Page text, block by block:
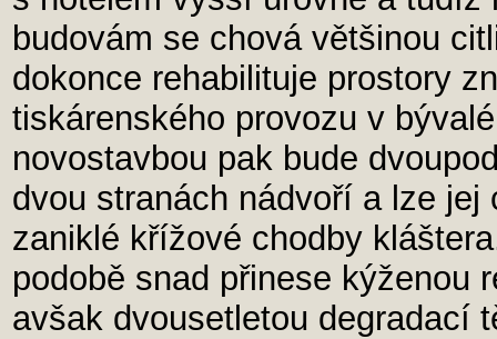
budovám se chová většinou
dokonce rehabilituje prostory
tiskárenského provozu v
novostavbou pak bude
dvou stranách nádvoří a lze jej
zaniklé křížové chodby
podobě snad přinese kýženou
avšak dvousetletou degradací